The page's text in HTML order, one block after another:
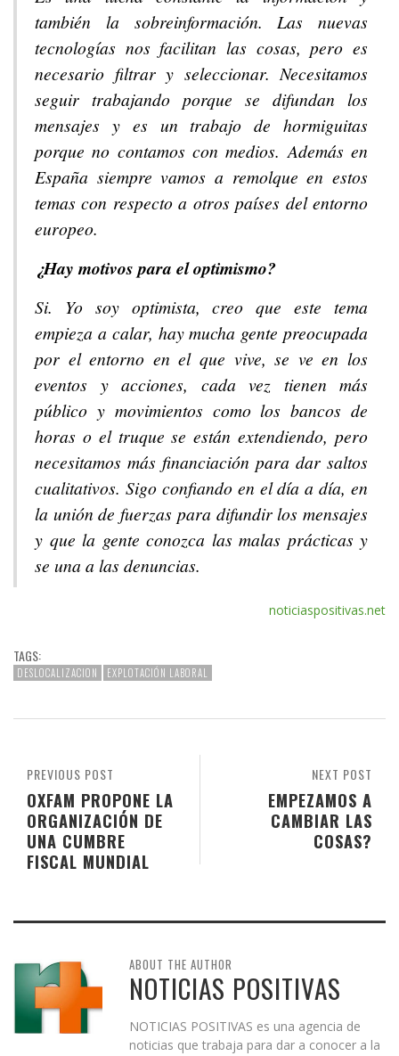
también la sobreinformación. Las nuevas
tecnologías nos facilitan las cosas, pero es
necesario filtrar y seleccionar. Necesitamos
seguir trabajando porque se difundan los
mensajes y es un trabajo de hormiguitas
porque no contamos con medios. Además en
España siempre vamos a remolque en estos
temas con respecto a otros países del entorno
europeo.
¿Hay motivos para el optimismo?
Si. Yo soy optimista, creo que este tema
empieza a calar, hay mucha gente preocupada
por el entorno en el que vive, se ve en los
eventos y acciones, cada vez tienen más
público y movimientos como los bancos de
horas o el truque se están extendiendo, pero
necesitamos más financiación para dar saltos
cualitativos. Sigo confiando en el día a día, en
la unión de fuerzas para difundir los mensajes
y que la gente conozca las malas prácticas y
se una a las denuncias.
noticiaspositivas.net
TAGS:
DESLOCALIZACION EXPLOTACIÓN LABORAL
NEXT POST
EMPEZAMOS A
CAMBIAR LAS
COSAS?
PREVIOUS POST
OXFAM PROPONE LA
ORGANIZACIÓN DE
UNA CUMBRE
FISCAL MUNDIAL
ABOUT THE AUTHOR
NOTICIAS POSITIVAS
NOTICIAS POSITIVAS es una agencia de
noticias que trabaja para dar a conocer a la